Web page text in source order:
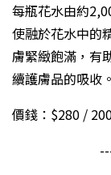
每瓶花水由約
使融於花水中的
膚緊緻飽滿，有
續護膚品的吸收。
價錢：$280 /